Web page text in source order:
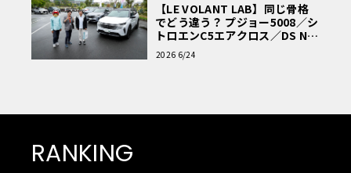
【LE VOLANT LAB】同じ骨格
でどう違う？ プジョー5008／シ
トロエンC5エアクロス／DS Nº4
読者一気乗りレポート
2026 6/24
RANKING